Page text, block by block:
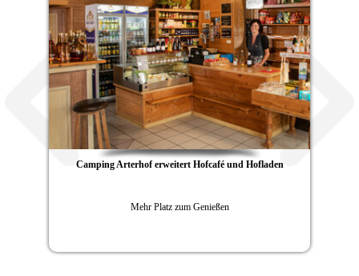
Camping Arterhof erweitert Hofcafé und Hofladen
Mehr Platz zum Genießen